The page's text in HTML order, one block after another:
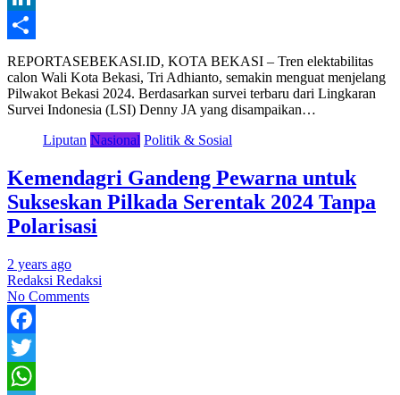
LinkedIn
Share
REPORTASEBEKASI.ID, KOTA BEKASI – Tren elektabilitas
calon Wali Kota Bekasi, Tri Adhianto, semakin menguat menjelang
Pilwakot Bekasi 2024. Berdasarkan survei terbaru dari Lingkaran
Survei Indonesia (LSI) Denny JA yang disampaikan…
Liputan Nasional Politik & Sosial
Kemendagri Gandeng Pewarna untuk
Sukseskan Pilkada Serentak 2024 Tanpa
Polarisasi
2 years ago
Redaksi Redaksi
No Comments
Facebook
Twitter